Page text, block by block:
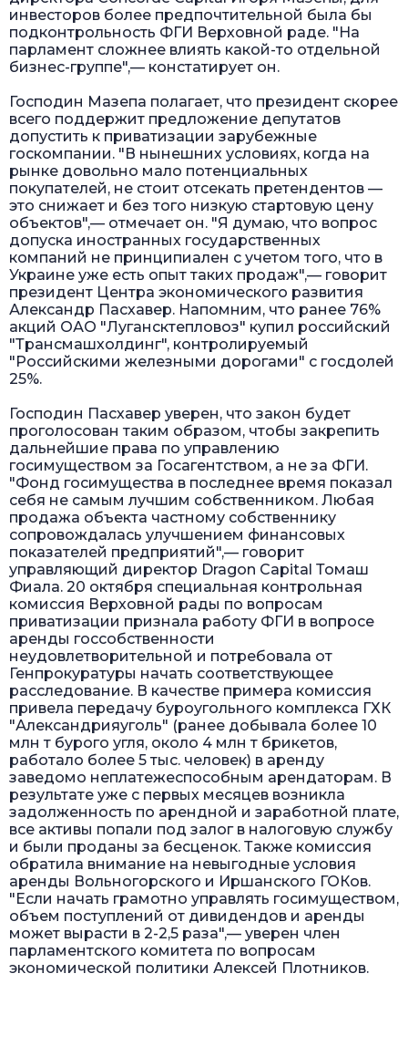
инвесторов более предпочтительной была бы
подконтрольность ФГИ Верховной раде. "На
парламент сложнее влиять какой-то отдельной
бизнес-группе",— констатирует он.
Господин Мазепа полагает, что президент скорее
всего поддержит предложение депутатов
допустить к приватизации зарубежные
госкомпании. "В нынешних условиях, когда на
рынке довольно мало потенциальных
покупателей, не стоит отсекать претендентов —
это снижает и без того низкую стартовую цену
объектов",— отмечает он. "Я думаю, что вопрос
допуска иностранных государственных
компаний не принципиален с учетом того, что в
Украине уже есть опыт таких продаж",— говорит
президент Центра экономического развития
Александр Пасхавер. Напомним, что ранее 76%
акций ОАО "Лугансктепловоз" купил российский
"Трансмашхолдинг", контролируемый
"Российскими железными дорогами" с госдолей
25%.
Господин Пасхавер уверен, что закон будет
проголосован таким образом, чтобы закрепить
дальнейшие права по управлению
госимуществом за Госагентством, а не за ФГИ.
"Фонд госимущества в последнее время показал
себя не самым лучшим собственником. Любая
продажа объекта частному собственнику
сопровождалась улучшением финансовых
показателей предприятий",— говорит
управляющий директор Dragon Capital Томаш
Фиала. 20 октября специальная контрольная
комиссия Верховной рады по вопросам
приватизации признала работу ФГИ в вопросе
аренды госсобственности
неудовлетворительной и потребовала от
Генпрокуратуры начать соответствующее
расследование. В качестве примера комиссия
привела передачу буроугольного комплекса ГХК
"Александрияуголь" (ранее добывала более 10
млн т бурого угля, около 4 млн т брикетов,
работало более 5 тыс. человек) в аренду
заведомо неплатежеспособным арендаторам. В
результате уже с первых месяцев возникла
задолженность по арендной и заработной плате,
все активы попали под залог в налоговую службу
и были проданы за бесценок. Также комиссия
обратила внимание на невыгодные условия
аренды Вольногорского и Иршанского ГОКов.
"Если начать грамотно управлять госимуществом,
объем поступлений от дивидендов и аренды
может вырасти в 2-2,5 раза",— уверен член
парламентского комитета по вопросам
экономической политики Алексей Плотников.